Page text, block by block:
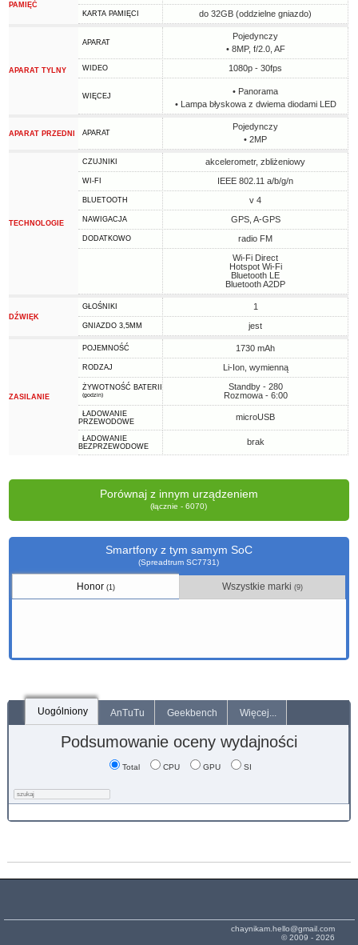
PAMIĘĆ
KARTA PAMIĘCI do 32GB (oddzielne gniazdo)
APARAT TYLNY
APARAT
Pojedynczy
• 8MP, f/2.0, AF
WIDEO 1080p - 30fps
WIĘCEJ
• Panorama
• Lampa błyskowa z dwiema diodami LED
APARAT PRZEDNI APARAT
Pojedynczy
• 2MP
TECHNOLOGIE
CZUJNIKI akcelerometr, zbliżeniowy
WI-FI IEEE 802.11 a/b/g/n
BLUETOOTH v 4
NAWIGACJA GPS, A-GPS
DODATKOWO
radio FM
Wi-Fi Direct
Hotspot Wi-Fi
Bluetooth LE
Bluetooth A2DP
DŹWIĘK
GŁOŚNIKI 1
GNIAZDO 3,5MM jest
ZASILANIE
POJEMNOŚĆ 1730 mAh
RODZAJ Li-Ion, wymienną
ŻYWOTNOŚĆ BATERII
(godzin)
Standby - 280
Rozmowa - 6:00
ŁADOWANIE
PRZEWODOWE
microUSB
ŁADOWANIE
BEZPRZEWODOWE
brak
Porównaj z innym urządzeniem
(łącznie - 6070)
Smartfony z tym samym SoC
(Spreadtrum SC7731)
Honor(1) Wszystkie marki(9)
Uogólniony AnTuTu Geekbench Więcej...
Podsumowanie oceny wydajności
Total CPU GPU SI
chaynikam.hello@gmail.com
© 2009 - 2026